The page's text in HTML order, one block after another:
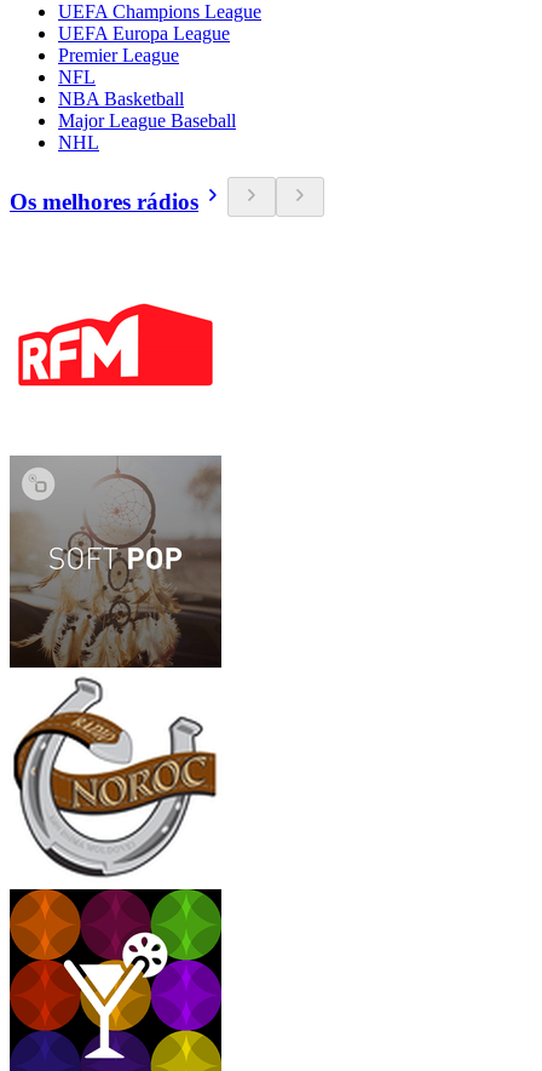
UEFA Champions League
UEFA Europa League
Premier League
NFL
NBA Basketball
Major League Baseball
NHL
Os melhores rádios